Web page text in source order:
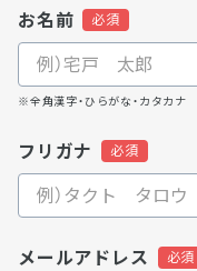
お名前
※全角漢字・ひらがな・カタカナ
フリガナ
メールアドレス